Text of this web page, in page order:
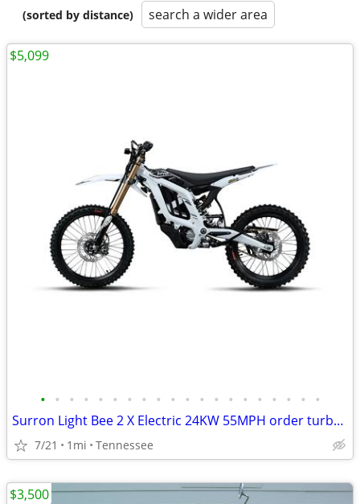
(sorted by distance)
search a wider area
• • • • • • • • • • • • • • • • • • • •
Surron Light Bee 2 X Electric 24KW 55MPH order turbopowerspowersport
7/21 1mi Tennessee
$5,099
$3,500